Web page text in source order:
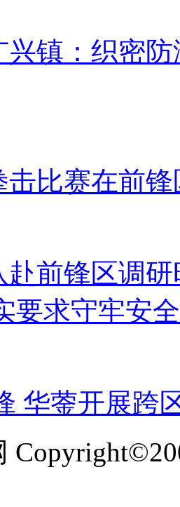
兴镇：织密
击比赛在前
赴前锋区调
要求守牢安
华蓥开展跨